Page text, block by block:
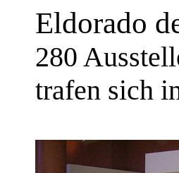
Eldorado
280
trafen sich